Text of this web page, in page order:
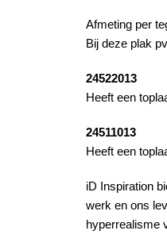
Afmeting per
Bij deze plak
24522013
Heeft een
24511013
Heeft een
iD Inspiration
werk en ons
hyperrealisme